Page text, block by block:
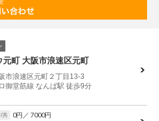
元町 大阪市浪速区元町
市浪速区元町２丁目13-3
御堂筋線 なんば駅 徒歩9分
共 0円 ／ 7000円